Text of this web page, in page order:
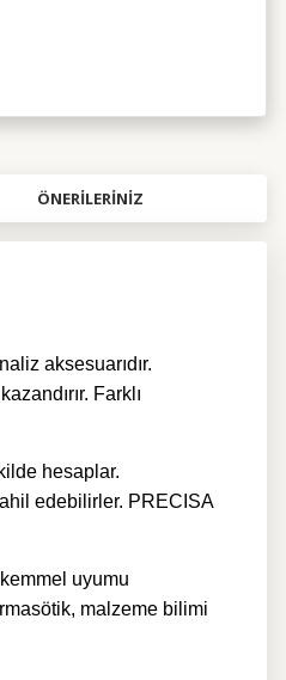
ÖNERILERINIZ
aksesuarıdır.
Farklı
hesaplar.
edebilirler. PRECISA
uyumu
malzeme bilimi